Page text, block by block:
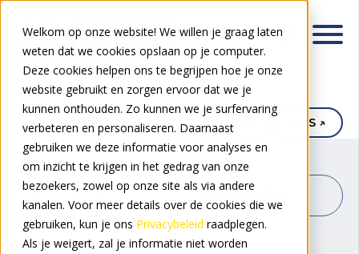
Welkom op onze website! We willen je graag laten
weten dat we cookies opslaan op je computer.
Deze cookies helpen ons te begrijpen hoe je onze
website gebruikt en zorgen ervoor dat we je
kunnen onthouden. Zo kunnen we je surfervaring
verbeteren en personaliseren. Daarnaast
gebruiken we deze informatie voor analyses en
om inzicht te krijgen in het gedrag van onze
bezoekers, zowel op onze site als via andere
kanalen. Voor meer details over de cookies die we
gebruiken, kun je ons Privacybeleid raadplegen.
Als je weigert, zal je informatie niet worden
My.Signpost ↗ M4S ↗
Hardware
oplossingen
Laptopprojecten
(BYOD)